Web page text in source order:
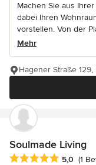
Machen Sie aus
dabei Ihren
vorstellen. Von der
Mehr
Hagener Straße
Soulmade Living
Durchschnittliche
5,0 (1